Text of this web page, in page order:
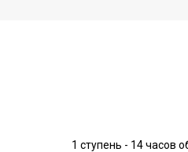
1 ступень - 14 часов